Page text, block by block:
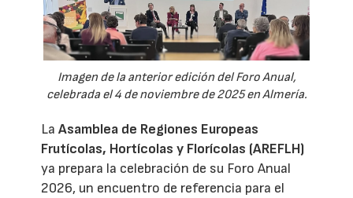
Imagen de la anterior edición del Foro Anual,
celebrada el 4 de noviembre de 2025 en Almería.
LaAsamblea de Regiones Europeas
Frutícolas, Hortícolas y Florícolas (AREFLH)
ya prepara la celebración de su Foro Anual
2026, un encuentro de referencia para el